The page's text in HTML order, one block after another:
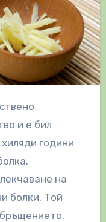
и е бил
години
на
болки. Той